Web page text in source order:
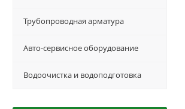
Трубопроводная арматура
Авто-сервисное оборудование
Водоочистка и водоподготовка